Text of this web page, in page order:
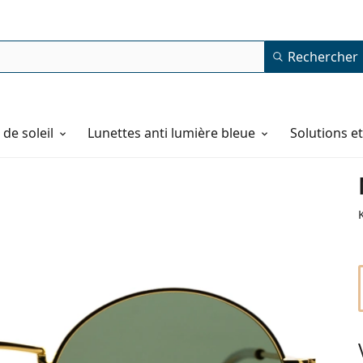
Rechercher
soleil Lunettes anti lumière bleue Solutions